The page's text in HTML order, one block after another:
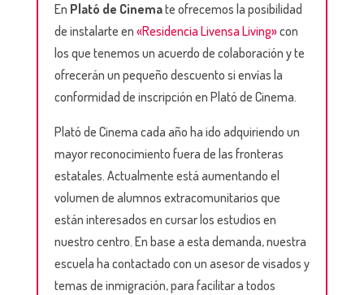
En Plató de Cinemate ofrecemos la posibilidad
de instalarte en «Residencia Livensa Living»con
los que tenemos un acuerdo de colaboración y te
ofrecerán un pequeño descuento si envías la
conformidad de inscripción en Plató de Cinema.
Plató de Cinema cada año ha ido adquiriendo un
mayor reconocimiento fuera de las fronteras
estatales. Actualmente está aumentando el
volumen de alumnos extracomunitarios que
están interesados en cursar los estudios en
nuestro centro. En base a esta demanda, nuestra
escuela ha contactado con un asesor de visados y
temas de inmigración, para facilitar a todos